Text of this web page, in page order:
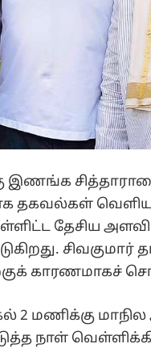
இணங்க
தகவல்கள்
தேசிய
சிவகுமார்
காரணமாகச்
2 மணிக்கு
நாள்